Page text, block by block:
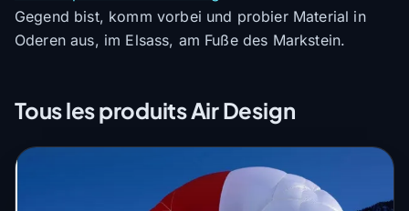
Gegend bist, komm vorbei und probier Material in
Oderen aus, im Elsass, am Fuße des Markstein.
Tous les produits Air Design